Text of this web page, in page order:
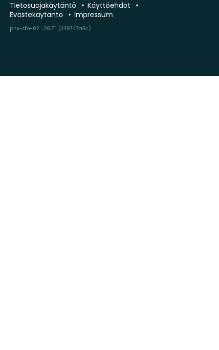
Tietosuojakäytäntö
Käyttöehdot
Evästekäytäntö
Impressum
phx-sto-02 · 26.7.1 (449747a8c)